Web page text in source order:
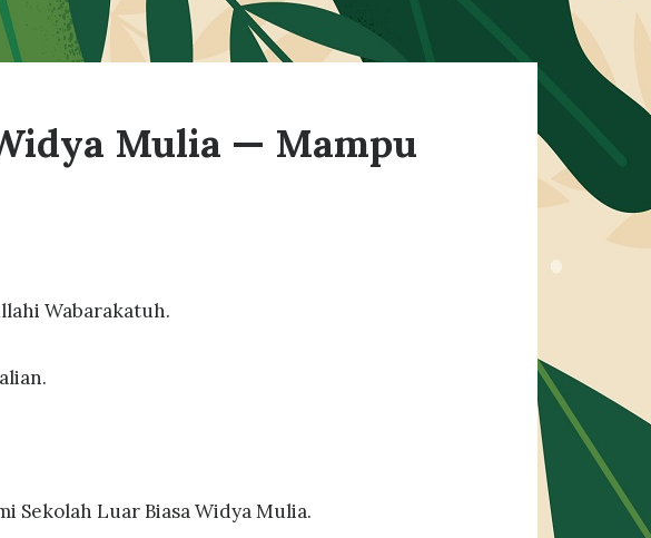
Mulia — Mampu
Wabarakatuh.
Sekolah Luar Biasa Widya Mulia.